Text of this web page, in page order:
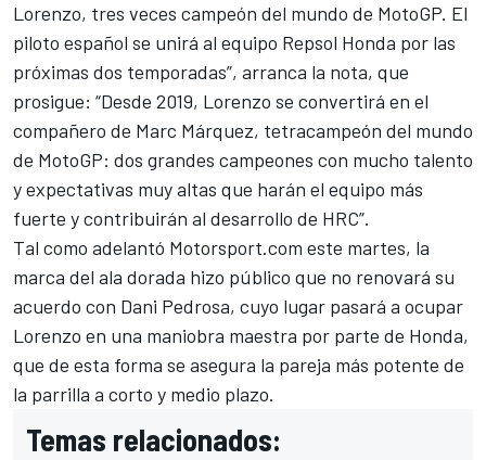
Lorenzo, tres veces campeón del mundo de MotoGP. El
piloto español se unirá al equipo Repsol Honda por las
próximas dos temporadas”, arranca la nota, que
prosigue: “Desde 2019, Lorenzo se convertirá en el
compañero de Marc Márquez, tetracampeón del mundo
de MotoGP: dos grandes campeones con mucho talento
y expectativas muy altas que harán el equipo más
fuerte y contribuirán al desarrollo de HRC”.
Tal como adelantó Motorsport.com este martes, la
marca del ala dorada hizo público que no renovará su
acuerdo con Dani Pedrosa, cuyo lugar pasará a ocupar
Lorenzo en una maniobra maestra por parte de Honda,
que de esta forma se asegura la pareja más potente de
la parrilla a corto y medio plazo.
Temas relacionados: